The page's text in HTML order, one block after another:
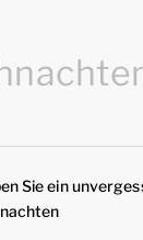
Sie ein